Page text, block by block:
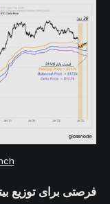
فرصتی برای توزیع